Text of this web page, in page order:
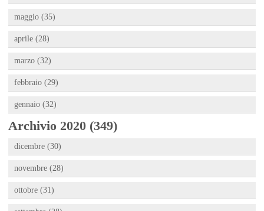
maggio (35)
aprile (28)
marzo (32)
febbraio (29)
gennaio (32)
Archivio 2020 (349)
dicembre (30)
novembre (28)
ottobre (31)